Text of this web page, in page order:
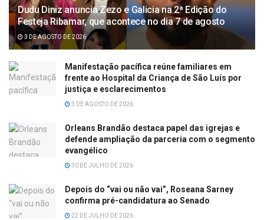
Dudu Diniz anuncia Zezo e Galicia na 2ª Edição do
Festeja Ribamar, que acontece no dia 7 de agosto
3 DE AGOSTO DE 2026
Manifestação pacífica reúne familiares em
frente ao Hospital da Criança de São Luís por
justiça e esclarecimentos
3 DE AGOSTO DE 2026
Orleans Brandão destaca papel das igrejas e
defende ampliação da parceria com o segmento
evangélico
30 DE JULHO DE 2026
Depois do “vai ou não vai”, Roseana Sarney
confirma pré-candidatura ao Senado
22 DE JULHO DE 2026